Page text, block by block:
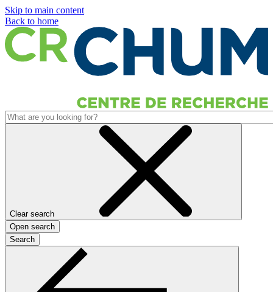
Skip to main content
Back to home
Clear search
Open search
Search